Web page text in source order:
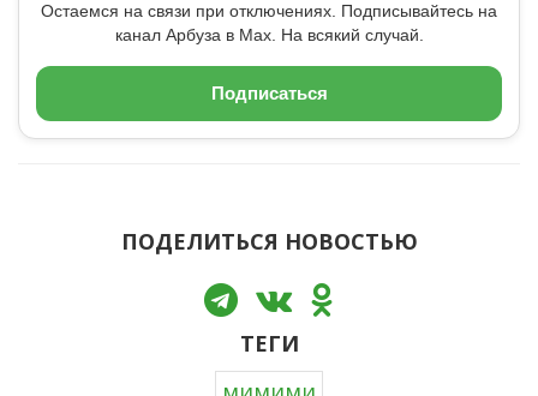
Остаемся на связи при отключениях. Подписывайтесь на
канал Арбуза в Max. На всякий случай.
Подписаться
ПОДЕЛИТЬСЯ НОВОСТЬЮ
ТЕГИ